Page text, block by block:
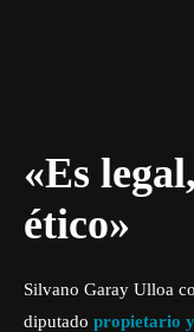
«Es
ético»
Silvano Garay Ulloa
diputado propietario